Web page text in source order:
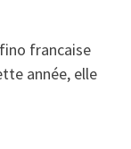
francaise
année, elle